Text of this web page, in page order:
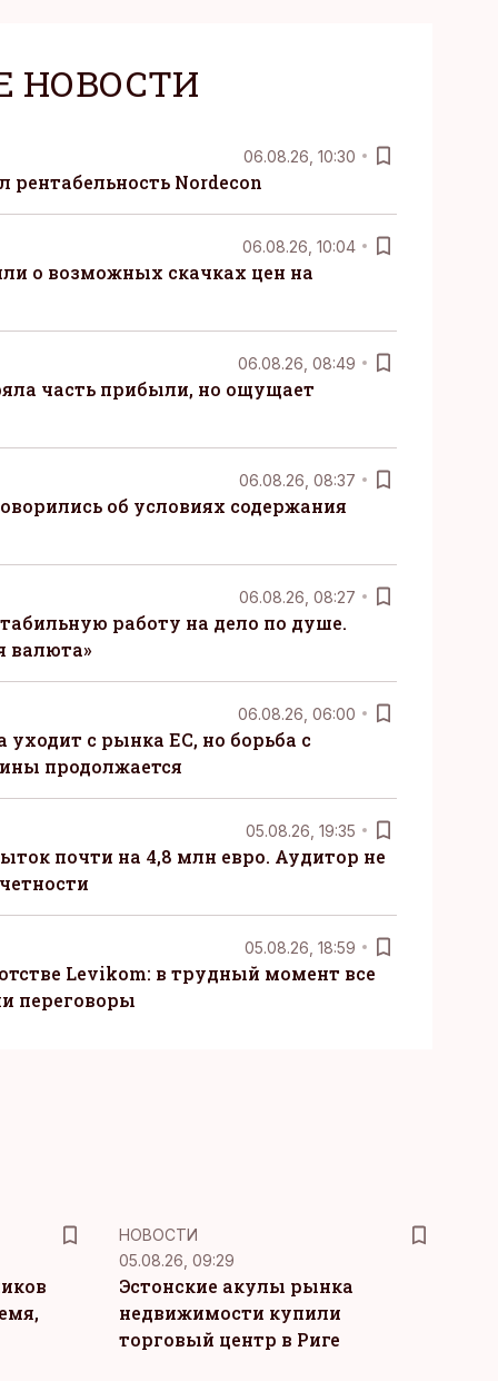
НОВОСТИ
06.08.26, 10:30
рентабельность Nordecon
06.08.26, 10:04
о возможных скачках цен на
06.08.26, 08:49
часть прибыли, но ощущает
06.08.26, 08:37
об условиях содержания
06.08.26, 08:27
работу на дело по душе.
валюта»
06.08.26, 06:00
уходит с рынка ЕС, но борьба с
продолжается
05.08.26, 19:35
почти на 4,8 млн евро. Аудитор не
05.08.26, 18:59
Levikom: в трудный момент все
переговоры
НОВОСТИ
05.08.26, 09:29
Эстонские акулы рынка
недвижимости купили
торговый центр в Риге